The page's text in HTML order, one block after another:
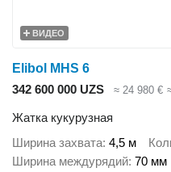
ВИДЕО
Elibol MHS 6
342 600 000 UZS
≈ 24 980 €
Жатка кукурузная
Ширина захвата 4,5 м
Ширина междурядий 70 мм